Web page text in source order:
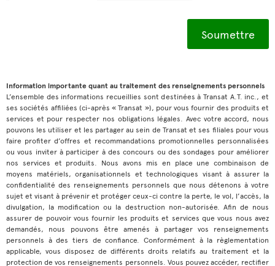
Information importante quant au traitement des renseignements personnels
L’ensemble des informations recueillies sont destinées à Transat A.T. inc., et
ses sociétés affiliées (ci-après « Transat »), pour vous fournir des produits et
services et pour respecter nos obligations légales. Avec votre accord, nous
pouvons les utiliser et les partager au sein de Transat et ses filiales pour vous
faire profiter d’offres et recommandations promotionnelles personnalisées
ou vous inviter à participer à des concours ou des sondages pour améliorer
nos services et produits. Nous avons mis en place une combinaison de
moyens matériels, organisationnels et technologiques visant à assurer la
confidentialité des renseignements personnels que nous détenons à votre
sujet et visant à prévenir et protéger ceux-ci contre la perte, le vol, l’accès, la
divulgation, la modification ou la destruction non-autorisée. Afin de nous
assurer de pouvoir vous fournir les produits et services que vous nous avez
demandés, nous pouvons être amenés à partager vos renseignements
personnels à des tiers de confiance. Conformément à la règlementation
applicable, vous disposez de différents droits relatifs au traitement et la
protection de vos renseignements personnels. Vous pouvez accéder, rectifier